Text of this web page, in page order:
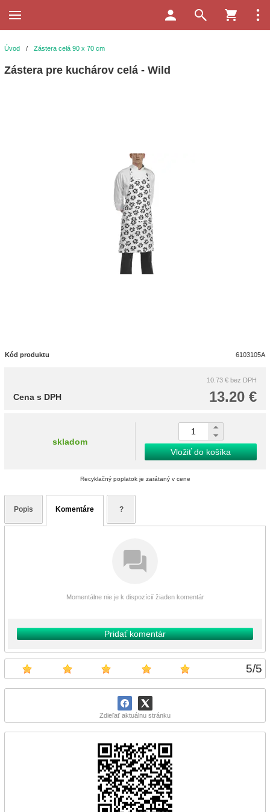
5/5
Zdieľať aktuálnu stránku
Úvod / Zástera celá 90 x 70 cm
Zástera pre kuchárov celá - Wild
Kód produktu 6103105A
10.73 € bez DPH
13.20 €
Cena s DPH
skladom
Vložiť do košíka
Recyklačný poplatok je zarátaný v cene
Popis Komentáre ?
Momentálne nie je k dispozícií žiaden komentár
Pridať komentár